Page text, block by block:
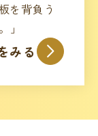
を背負う
」
みる